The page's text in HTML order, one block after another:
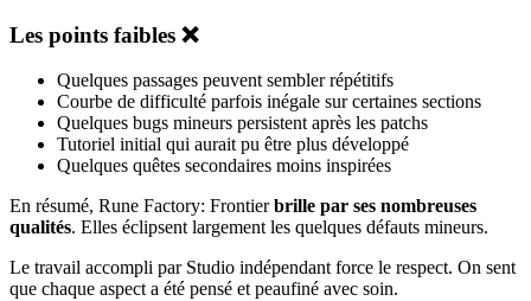
Les points faibles ❌
Quelques passages peuvent sembler répétitifs
Courbe de difficulté parfois inégale sur certaines sections
Quelques bugs mineurs persistent après les patchs
Tutoriel initial qui aurait pu être plus développé
Quelques quêtes secondaires moins inspirées
En résumé, Rune Factory: Frontierbrille par ses nombreuses
qualités. Elles éclipsent largement les quelques défauts mineurs.
Le travail accompli par Studio indépendant force le respect. On sent
que chaque aspect a été pensé et peaufiné avec soin.